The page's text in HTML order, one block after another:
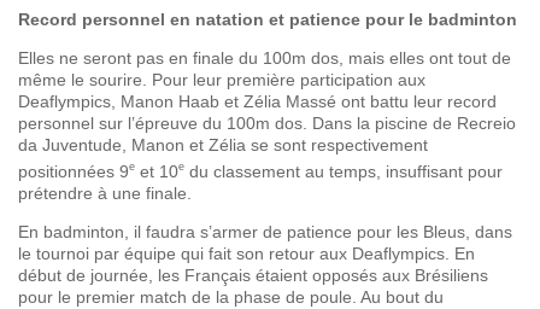
Record personnel en natation et patience pour le badminton
Elles ne seront pas en finale du 100m dos, mais elles ont tout de
même le sourire. Pour leur première participation aux
Deaflympics, Manon Haab et Zélia Massé ont battu leur record
personnel sur l’épreuve du 100m dos. Dans la piscine de Recreio
da Juventude, Manon et Zélia se sont respectivement
positionnées 9e et 10e du classement au temps, insuffisant pour
prétendre à une finale.
En badminton, il faudra s’armer de patience pour les Bleus, dans
le tournoi par équipe qui fait son retour aux Deaflympics. En
début de journée, les Français étaient opposés aux Brésiliens
pour le premier match de la phase de poule. Au bout du